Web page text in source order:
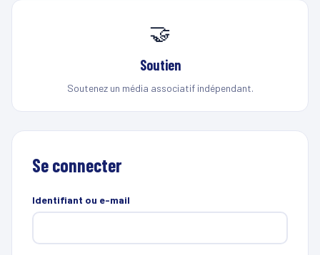
🤝
Soutien
Soutenez un média associatif indépendant.
Se connecter
Identifiant ou e-mail